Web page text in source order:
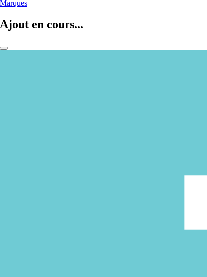
Marques
Ajout en cours...